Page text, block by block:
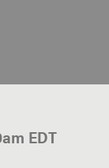
EDT